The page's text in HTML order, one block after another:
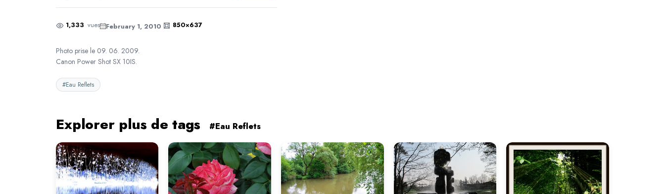
1,333 vues February 1, 2010 850×637
Photo prise le 09. 06. 2009.
Canon Power Shot SX 10IS.
#Eau Reflets
Explorer plus de tags #Eau Reflets